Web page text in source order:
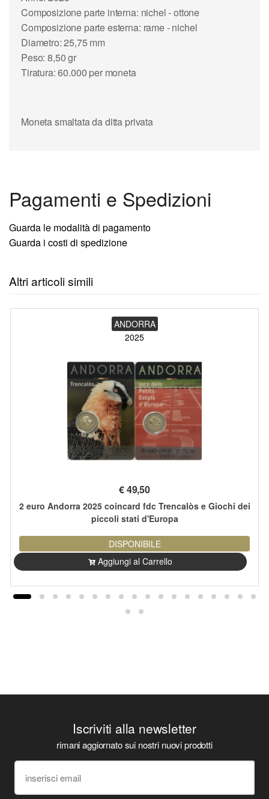
Composizione parte interna: nichel - ottone
Composizione parte esterna: rame - nichel
Diametro: 25,75 mm
Peso: 8,50 gr
Tiratura: 60.000 per moneta
Moneta smaltata da ditta privata
Pagamenti e Spedizioni
Guarda le modalità di pagamento
Guarda i costi di spedizione
Altri articoli simili
ANDORRA
2025
€49,50
2 euro Andorra 2025 coincard fdc Trencalòs e Giochi dei
piccoli stati d'Europa
DISPONIBILE
Aggiungi al Carrello
Iscriviti alla newsletter
rimani aggiornato sui nostri nuovi prodotti